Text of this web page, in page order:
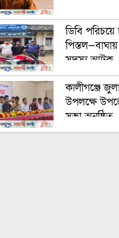
ডিবি
সদস্য আটক
কালীগঞ্জে
উপলক্ষে
সভা অনুষ্ঠিত